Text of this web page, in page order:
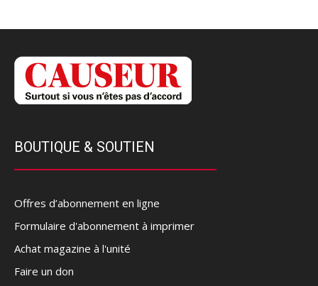
BOUTIQUE & SOUTIEN
Offres d’abonnement en ligne
Formulaire d'abonnement à imprimer
Achat magazine à l'unité
Faire un don